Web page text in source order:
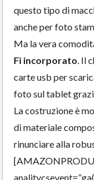
questo tipo di
anche per foto
Ma la vera
Fi incorporato . Il
carte usb per
foto sul tablet
La costruzione è
di materiale
rinunciare alla